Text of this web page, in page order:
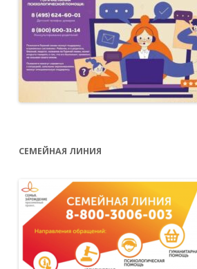
СЕМЕЙНАЯ ЛИНИЯ